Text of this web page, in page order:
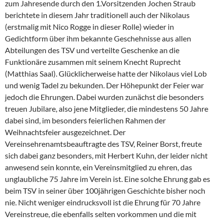
zum Jahresende durch den 1.Vorsitzenden Jochen Straub
berichtete in diesem Jahr traditionell auch der Nikolaus
(erstmalig mit Nico Rogge in dieser Rolle) wieder in
Gedichtform über ihm bekannte Geschehnisse aus allen
Abteilungen des TSV und verteilte Geschenke an die
Funktionäre zusammen mit seinem Knecht Ruprecht
(Matthias Saal). Glücklicherweise hatte der Nikolaus viel Lob
und wenig Tadel zu bekunden. Der Höhepunkt der Feier war
jedoch die Ehrungen. Dabei wurden zunächst die besonders
treuen Jubilare, also jene Mitglieder, die mindestens 50 Jahre
dabei sind, im besonders feierlichen Rahmen der
Weihnachtsfeier ausgezeichnet. Der
Vereinsehrenamtsbeauftragte des TSV, Reiner Borst, freute
sich dabei ganz besonders, mit Herbert Kuhn, der leider nicht
anwesend sein konnte, ein Vereinsmitglied zu ehren, das
unglaubliche 75 Jahre im Verein ist. Eine solche Ehrung gab es
beim TSV in seiner über 100jährigen Geschichte bisher noch
nie. Nicht weniger eindrucksvoll ist die Ehrung für 70 Jahre
Vereinstreue, die ebenfalls selten vorkommen und die mit